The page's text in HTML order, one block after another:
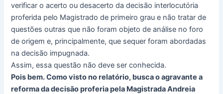
verificar o acerto ou desacerto da decisão interlocutória
proferida pelo Magistrado de primeiro grau e não tratar de
questões outras que não foram objeto de análise no foro
de origem e, principalmente, que sequer foram abordadas
na decisão impugnada.
Assim, essa questão não deve ser conhecida.
Pois bem. Como visto no relatório, busca o agravante a
reforma da decisão proferia pela Magistrada Andreia